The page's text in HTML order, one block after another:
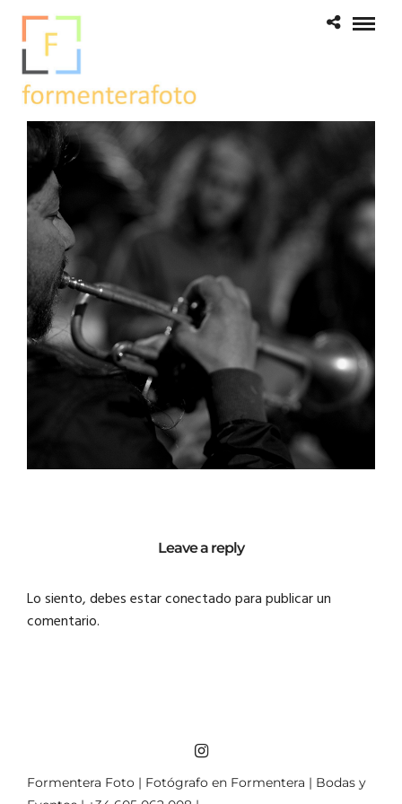
Leave a reply
Lo siento, debes estarconectadopara publicar un
comentario.
Formentera Foto | Fotógrafo en Formentera | Bodas y